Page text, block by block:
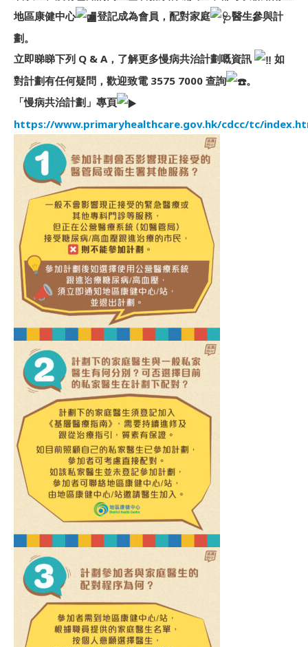
地區康健中心
登記成為會員，配對家庭
醫生參與計
劃。
立即睇睇下列 Q & A，了解更多慢病共治計劃嘅資訊
如
對計劃有任何疑問，歡迎致電 3575 7000 查詢
。
「慢病共治計劃」專頁
https://www.primaryhealthcare.gov.hk/cdcc/tc/